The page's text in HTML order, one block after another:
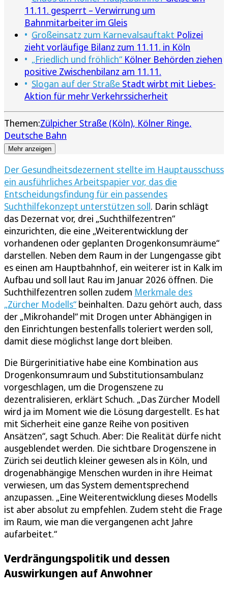
11.11. gesperrt – Verwirrung um
Bahnmitarbeiter im Gleis
Großeinsatz zum Karnevalsauftakt Polizei
zieht vorläufige Bilanz zum 11.11. in Köln
„Friedlich und fröhlich“ Kölner Behörden ziehen
positive Zwischenbilanz am 11.11.
Slogan auf der Straße Stadt wirbt mit Liebes-
Aktion für mehr Verkehrssicherheit
Themen:Zülpicher Straße (Köln) Kölner Ringe
Deutsche Bahn
Mehr anzeigen
Der Gesundheitsdezernent stellte im Hauptausschuss
ein ausführliches Arbeitspapier vor, das die
Entscheidungsfindung für ein passendes
Suchthilfekonzept unterstützen soll. Darin schlägt
das Dezernat vor, drei „Suchthilfezentren“
einzurichten, die eine „Weiterentwicklung der
vorhandenen oder geplanten Drogenkonsumräume“
darstellen. Neben dem Raum in der Lungengasse gibt
es einen am Hauptbahnhof, ein weiterer ist in Kalk im
Aufbau und soll laut Rau im Januar 2026 öffnen. Die
Suchthilfezentren sollen zudem Merkmale des
„Zürcher Modells“ beinhalten. Dazu gehört auch, dass
der „Mikrohandel“ mit Drogen unter Abhängigen in
den Einrichtungen bestenfalls toleriert werden soll,
damit diese möglichst lange dort bleiben.
Die Bürgerinitiative habe eine Kombination aus
Drogenkonsumraum und Substitutionsambulanz
vorgeschlagen, um die Drogenszene zu
dezentralisieren, erklärt Schuch. „Das Zürcher Modell
wird ja im Moment wie die Lösung dargestellt. Es hat
mit Sicherheit eine ganze Reihe von positiven
Ansätzen“, sagt Schuch. Aber: Die Realität dürfe nicht
ausgeblendet werden. Die sichtbare Drogenszene in
Zürich sei deutlich kleiner gewesen als in Köln, und
drogenabhängige Menschen wurden in ihre Heimat
verwiesen, um das System dementsprechend
anzupassen. „Eine Weiterentwicklung dieses Modells
ist aber absolut zu empfehlen. Zudem steht die Frage
im Raum, wie man die vergangenen acht Jahre
aufarbeitet.“
Verdrängungspolitik und dessen
Auswirkungen auf Anwohner